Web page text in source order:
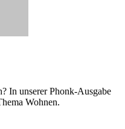
In unserer Phonk-Ausgabe
Wohnen.